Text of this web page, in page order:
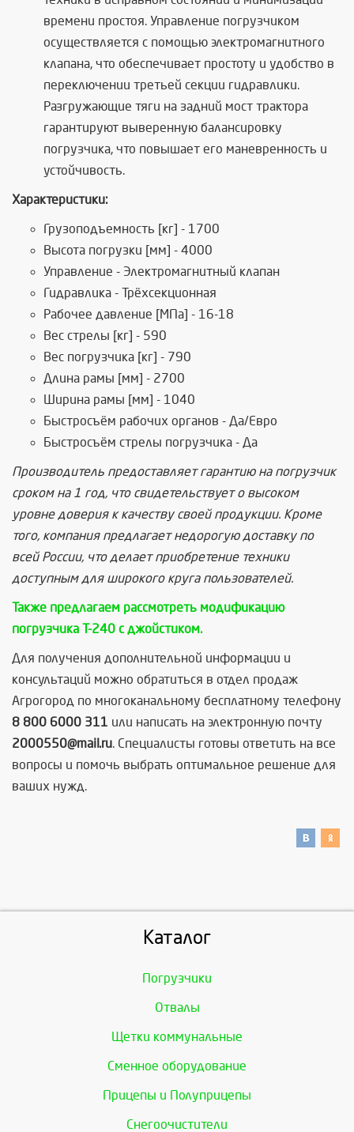
времени простоя. Управление погрузчиком
осуществляется с помощью электромагнитного
клапана, что обеспечивает простоту и удобство в
переключении третьей секции гидравлики.
Разгружающие тяги на задний мост трактора
гарантируют выверенную балансировку
погрузчика, что повышает его маневренность и
устойчивость.
Характеристики:
Грузоподъемность [кг] - 1700
Высота погрузки [мм] - 4000
Управление - Электромагнитный клапан
Гидравлика - Трёхсекционная
Рабочее давление [МПа] - 16-18
Вес стрелы [кг] - 590
Вес погрузчика [кг] - 790
Длина рамы [мм] - 2700
Ширина рамы [мм] - 1040
Быстросъём рабочих органов - Да/Евро
Быстросъём стрелы погрузчика - Да
Производитель предоставляет гарантию на погрузчик
сроком на 1 год, что свидетельствует о высоком
уровне доверия к качеству своей продукции. Кроме
того, компания предлагает недорогую доставку по
всей России, что делает приобретение техники
доступным для широкого круга пользователей.
Также предлагаем рассмотреть модификацию
погрузчика Т-240 с джойстиком.
Для получения дополнительной информации и
консультаций можно обратиться в отдел продаж
Агрогород по многоканальному бесплатному телефону
8 800 6000 311 или написать на электронную почту
2000550@mail.ru. Специалисты готовы ответить на все
вопросы и помочь выбрать оптимальное решение для
ваших нужд.
Каталог
Погрузчики
Отвалы
Щетки коммунальные
Сменное оборудование
Прицепы и Полуприцепы
Снегоочистители